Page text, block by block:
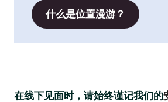
什么是位置漫游？
在线下见面时，请始终谨记我们的